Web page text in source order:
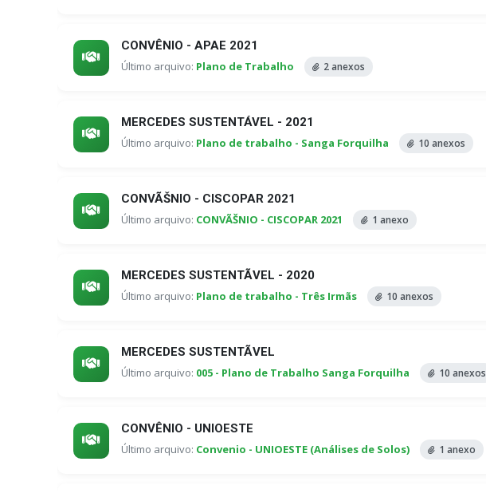
CONVÊNIO - APAE 2021
Último arquivo: Plano de Trabalho 2 anexos
MERCEDES SUSTENTÁVEL - 2021
Último arquivo: Plano de trabalho - Sanga Forquilha 10 anexos
CONVÃŠNIO - CISCOPAR 2021
Último arquivo: CONVÃŠNIO - CISCOPAR 2021 1 anexo
MERCEDES SUSTENTÃVEL - 2020
Último arquivo: Plano de trabalho - Três Irmãs 10 anexos
MERCEDES SUSTENTÃVEL
Último arquivo: 005 - Plano de Trabalho Sanga Forquilha 10 anexos
CONVÊNIO - UNIOESTE
Último arquivo: Convenio - UNIOESTE (Análises de Solos) 1 anexo